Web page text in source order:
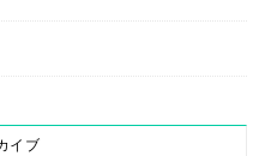
イブ